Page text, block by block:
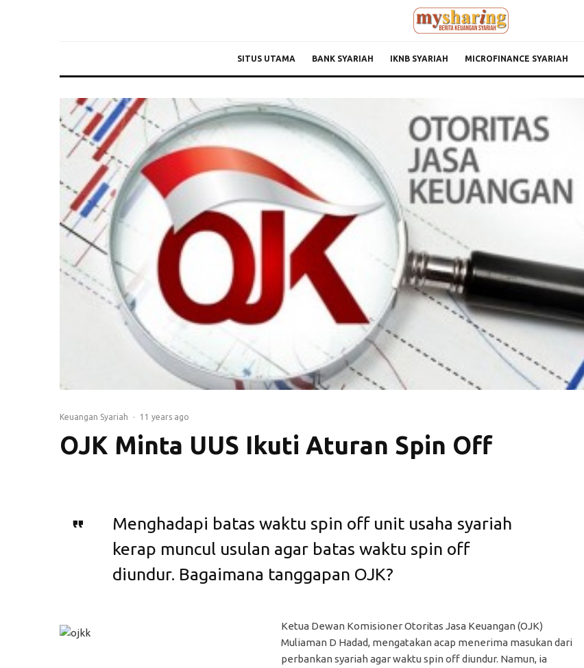
SITUS UTAMA BANK SYARIAH IKNB SYARIAH MICROFINANCE SYARIAH
Keuangan Syariah · 11 years ago
OJK Minta UUS Ikuti Aturan Spin Off
Menghadapi batas waktu spin off unit usaha syariah
kerap muncul usulan agar batas waktu spin off
diundur. Bagaimana tanggapan OJK?
Ketua Dewan Komisioner Otoritas Jasa Keuangan (OJK)
Muliaman D Hadad, mengatakan acap menerima masukan dari
perbankan syariah agar waktu spin off diundur. Namun, ia